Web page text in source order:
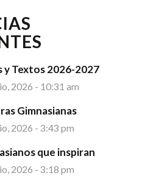
y Textos 2026-2027
2026 - 10:31 am
Gimnasianas
2026 - 3:43 pm
que inspiran
2026 - 3:18 pm